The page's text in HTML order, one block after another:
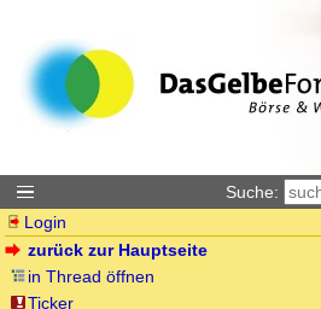
Suche:
Login
zurück zur Hauptseite
in Thread öffnen
Ticker